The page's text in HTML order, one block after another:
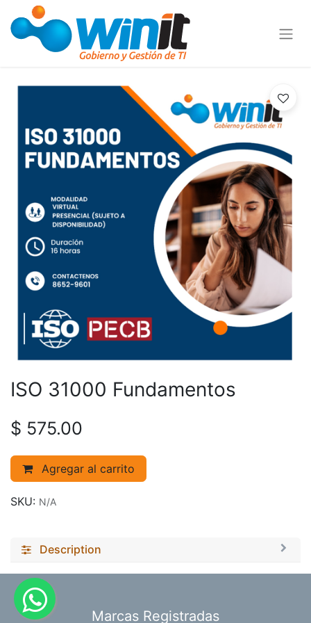
ISO 31000 Fundamentos
$ 575.00
Agregar al carrito
SKU: N/A
Description
​Marcas Registradas